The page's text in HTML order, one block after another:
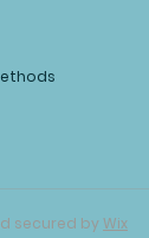
secured by Wix